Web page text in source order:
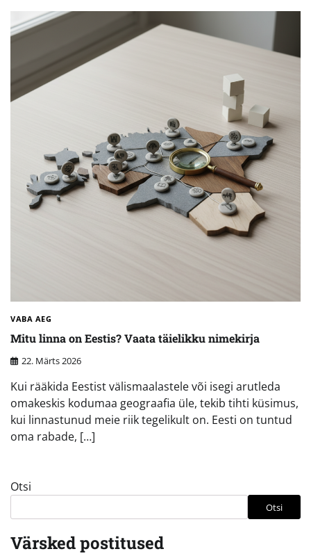
VABA AEG
Mitu linna on Eestis? Vaata täielikku nimekirja
22. Märts 2026
Kui rääkida Eestist välismaalastele või isegi arutleda
omakeskis kodumaa geograafia üle, tekib tihti küsimus,
kui linnastunud meie riik tegelikult on. Eesti on tuntud
oma rabade, […]
Otsi
Otsi
Värsked postitused